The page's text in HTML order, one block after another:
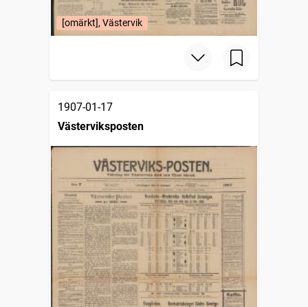
[omärkt], Västervik
1907-01-17
Västerviksposten